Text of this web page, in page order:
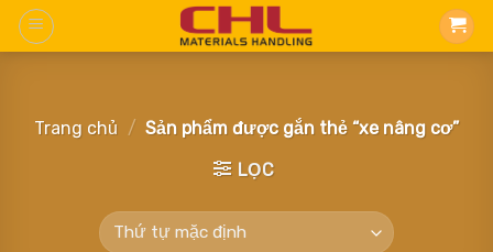
Skip
Trang chủ / Sản phẩm được gắn thẻ “xe nâng cơ”
LỌC